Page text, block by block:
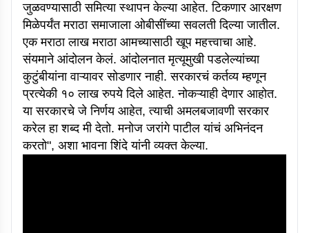
जुळवण्यासाठी समित्या स्थापन केल्या आहेत. टिकणार आरक्षण
मिळेपर्यंत मराठा समाजाला ओबीसींच्या सवलती दिल्या जातील.
एक मराठा लाख मराठा आमच्यासाठी खूप महत्त्वाचा आहे.
संयमाने आंदोलन केलं. आंदोलनात मृत्यूमुखी पडलेल्यांच्या
कुटुंबीयांना वाऱ्यावर सोडणार नाही. सरकारचं कर्तव्य म्हणून
प्रत्येकी १० लाख रुपये दिले आहेत. नोकऱ्याही देणार आहोत.
या सरकारचे जे निर्णय आहेत, त्याची अमलबजावणी सरकार
करेल हा शब्द मी देतो. मनोज जरांगे पाटील यांचं अभिनंदन
करतो", अशा भावना शिंदे यांनी व्यक्त केल्या.